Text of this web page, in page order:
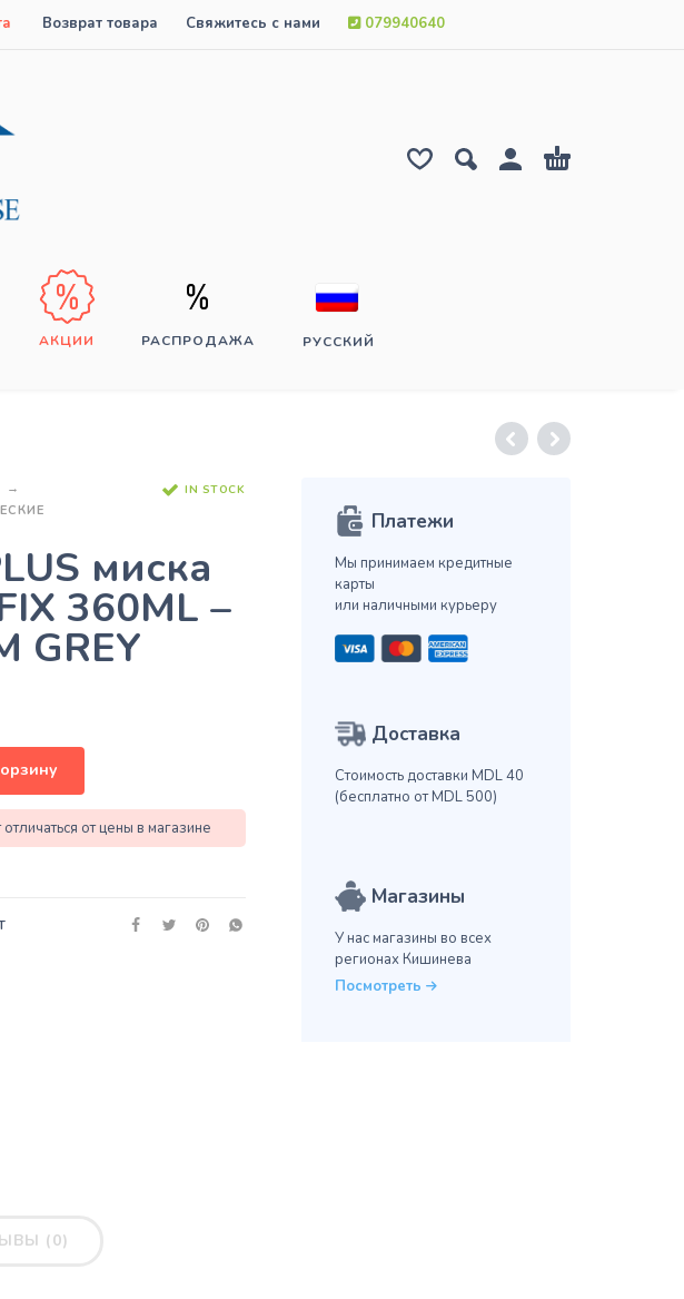
Возврат товара Свяжитесь с нами 079940640
АКЦИИ РАСПРОДАЖА РУССКИЙ
IN STOCK
миска
360ML –
GREY
от цены в магазине
Платежи
Мы принимаем кредитные
карты
или наличными курьеру
Доставка
Стоимость доставки MDL 40
(бесплатно от MDL 500)
Магазины
У нас магазины во всех
регионах Кишинева
Посмотреть
(0)